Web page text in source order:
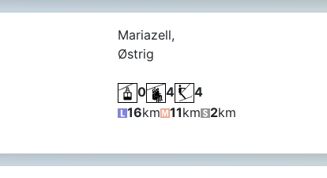
Mariazell,
Østrig
0 4
4
16km 11km 2km